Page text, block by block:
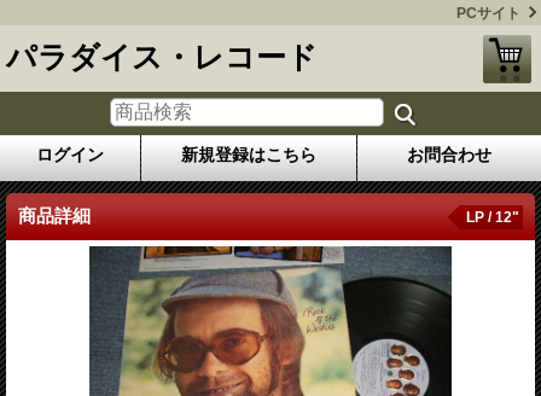
PCサイト
パラダイス・レコード
ログイン 新規登録はこちら お問合わせ
商品詳細 LP / 12"